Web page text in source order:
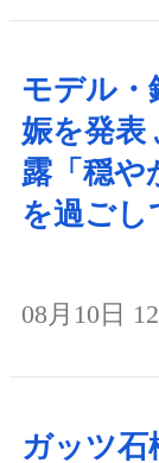
モデル・
娠を発表
露「穏や
を過ごし
08月10日
ガッツ石